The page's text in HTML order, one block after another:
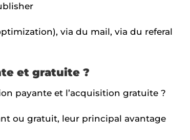
via du mail, via du referal
et gratuite ?
payante et l’acquisition gratuite ?
ou gratuit, leur principal avantage